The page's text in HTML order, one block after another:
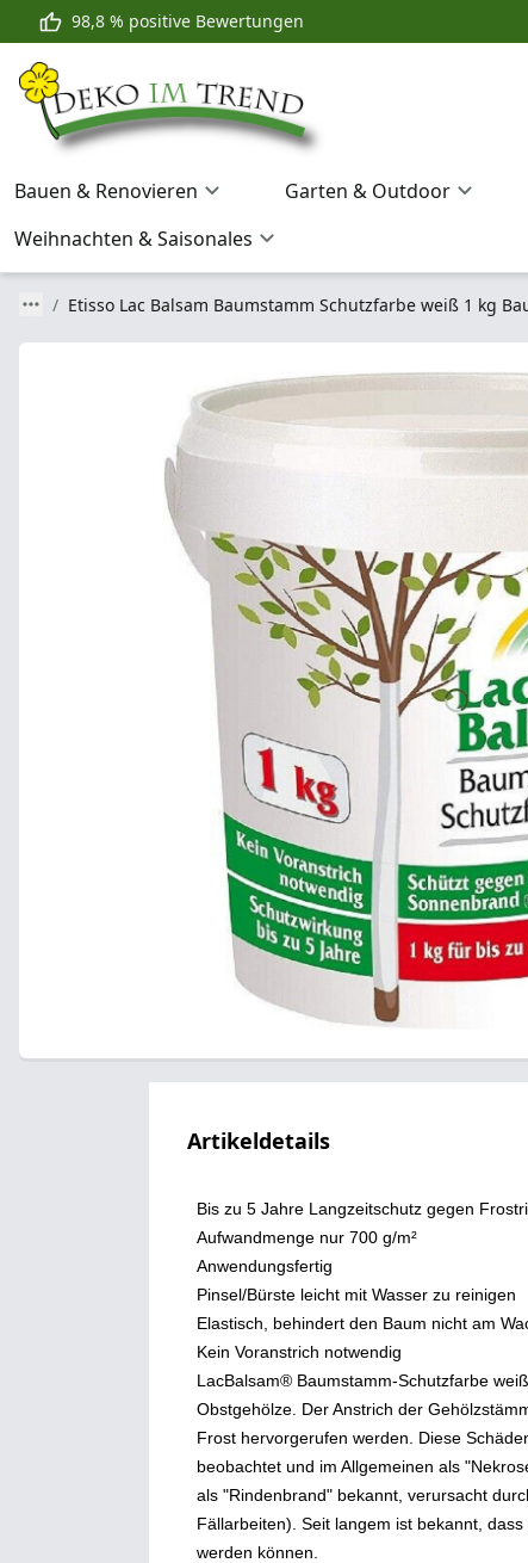
98,8 % positive Bewertungen
Bauen & Renovieren Garten & Outdoor
Weihnachten & Saisonales
Etisso Lac Balsam Baumstamm Schutzfarbe weiß 1 kg
Artikeldetails
Bis zu 5 Jahre Langzeitschutz gegen
Aufwandmenge nur 700 g/m²
Anwendungsfertig
Pinsel/Bürste leicht mit Wasser zu reinigen
Elastisch, behindert den Baum nicht am
Kein Voranstrich notwendig
LacBalsam® Baumstamm-Schutzfarbe
Obstgehölze. Der Anstrich der
Frost hervorgerufen werden. Diese
beobachtet und im Allgemeinen als
als "Rindenbrand" bekannt, verursacht
Fällarbeiten). Seit langem ist bekannt,
werden können.